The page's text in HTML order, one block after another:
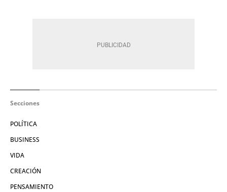
Secciones
POLÍTICA
BUSINESS
VIDA
CREACIÓN
PENSAMIENTO